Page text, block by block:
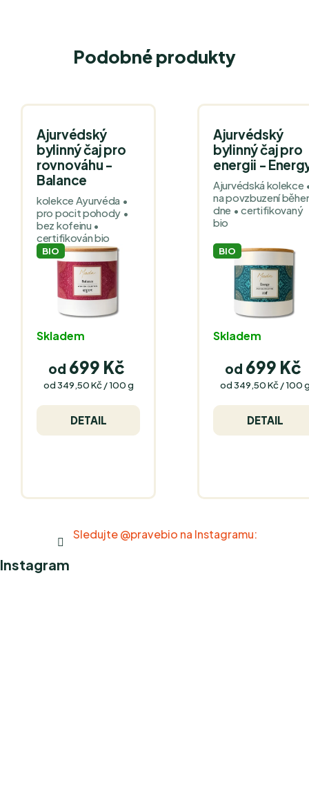
Podobné produkty
Ajurvédský
bylinný čaj pro
rovnováhu -
Balance
kolekce Ayurvéda •
pro pocit pohody •
bez kofeinu •
certifikován bio
BIO
Skladem
od 699 Kč
Měrná
od 349,50 Kč / 100 g
DETAIL
Ajurvédský
bylinný čaj pro
energii -
Ajurvédská kolekce
na povzbuzení
dne • certifikovaný
bio
BIO
Skladem
od 699 Kč
Měrná
od 349,50 Kč / 100
DETAIL
Sledujte @pravebio na Instagramu:
Instagram